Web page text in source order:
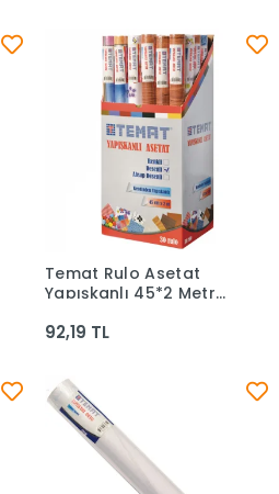
Sepete Ekle
Temat Rulo Asetat
Yapışkanlı 45*2 Metre
92,19 TL